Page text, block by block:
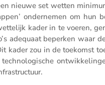
nieuwe set wetten
onder­nemen om
kader in te voeren,
adequaat beperken waar
kader zou in de toekomst